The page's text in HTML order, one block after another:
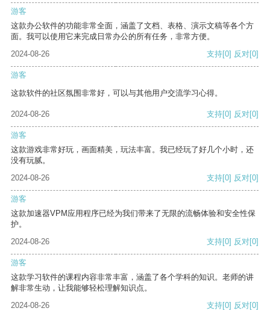
游客
这款办公软件的功能非常全面，涵盖了文档、表格、演示文稿等各个方
面。我可以使用它来完成日常办公的所有任务，非常方便。
2024-08-26
支持[0] 反对[0]
游客
这款软件的社区氛围非常好，可以与其他用户交流学习心得。
2024-08-26 支持[0] 反对[0]
游客
这款游戏非常好玩，画面精美，玩法丰富。我已经玩了好几个小时，还
没有玩腻。
2024-08-26
支持[0] 反对[0]
游客
这款加速器VPM应用程序已经为我们带来了无限的流畅体验和安全性保
护。
2024-08-26
支持[0] 反对[0]
游客
这款学习软件的课程内容非常丰富，涵盖了各个学科的知识。老师的讲
解非常生动，让我能够轻松理解知识点。
2024-08-26
支持[0] 反对[0]